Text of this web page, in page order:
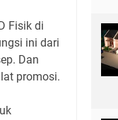
Fisik di
ini dari
Dan
promosi.